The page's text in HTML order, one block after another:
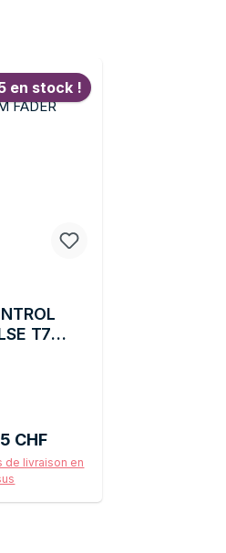
en stock !
T7
:
CHF
de livraison en